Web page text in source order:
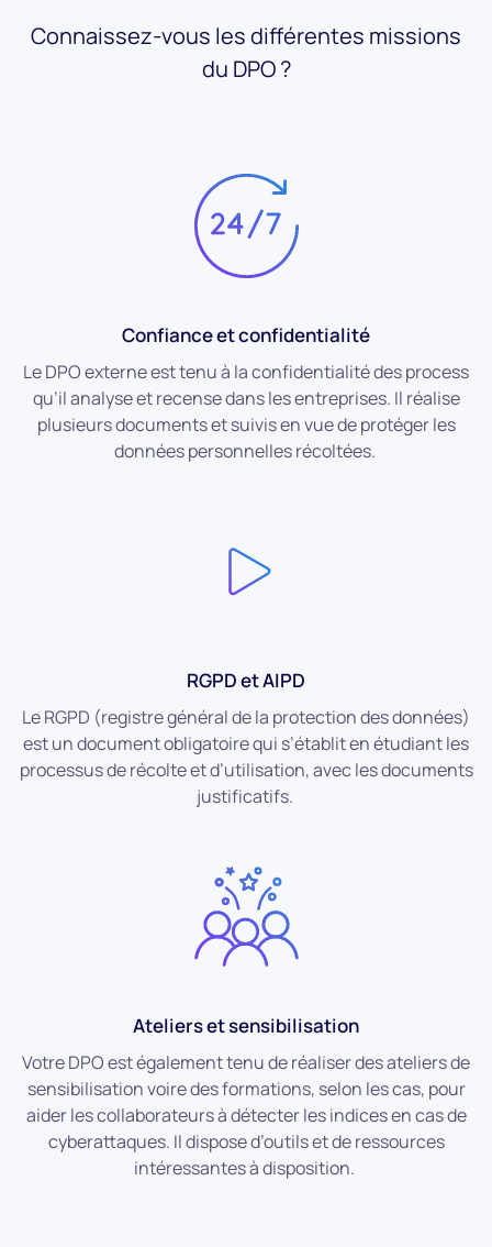
Connaissez-vous les différentes missions
du DPO ?
Confiance et confidentialité
Le DPO externe est tenu à la confidentialité des process
qu’il analyse et recense dans les entreprises. Il réalise
plusieurs documents et suivis en vue de protéger les
données personnelles récoltées.
RGPD et AIPD
Le RGPD (registre général de la protection des données)
est un document obligatoire qui s’établit en étudiant les
processus de récolte et d’utilisation, avec les documents
justificatifs.
Ateliers et sensibilisation
Votre DPO est également tenu de réaliser des ateliers de
sensibilisation voire des formations, selon les cas, pour
aider les collaborateurs à détecter les indices en cas de
cyberattaques. Il dispose d’outils et de ressources
intéressantes à disposition.